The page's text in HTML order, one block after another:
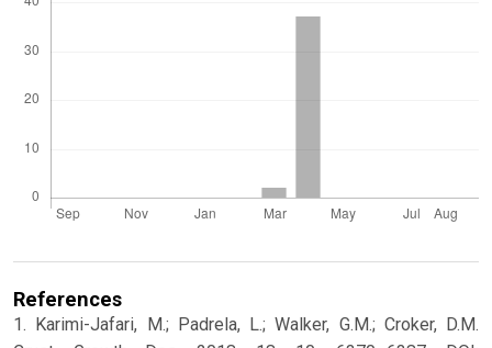
References
1. Karimi-Jafari, M.; Padrela, L.; Walker, G.M.; Croker, D.M.